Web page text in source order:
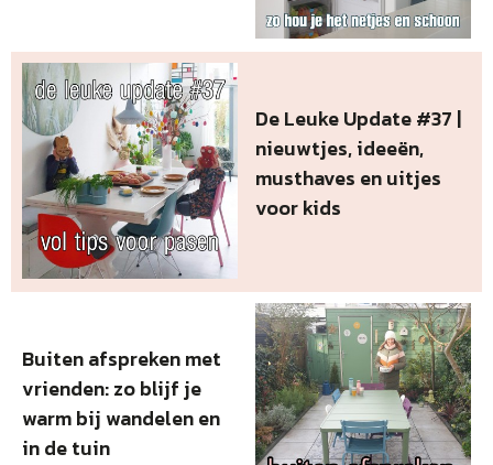
De Leuke Update #37 |
nieuwtjes, ideeën,
musthaves en uitjes
voor kids
Buiten afspreken met
vrienden: zo blijf je
warm bij wandelen en
in de tuin